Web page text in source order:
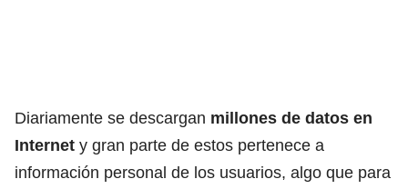
Diariamente se descargan millones de datos en
Internet y gran parte de estos pertenece a
información personal de los usuarios, algo que para